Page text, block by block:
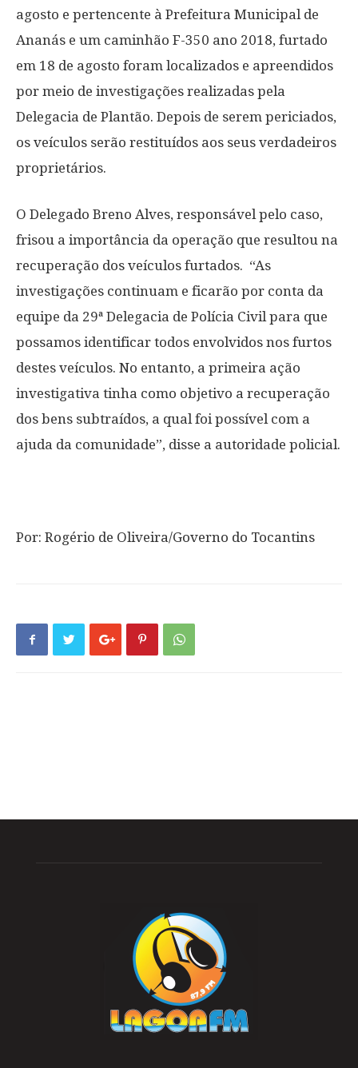
agosto e pertencente à Prefeitura Municipal de
Ananás e um caminhão F-350 ano 2018, furtado
em 18 de agosto foram localizados e apreendidos
por meio de investigações realizadas pela
Delegacia de Plantão. Depois de serem periciados,
os veículos serão restituídos aos seus verdadeiros
proprietários.
O Delegado Breno Alves, responsável pelo caso,
frisou a importância da operação que resultou na
recuperação dos veículos furtados. “As
investigações continuam e ficarão por conta da
equipe da 29ª Delegacia de Polícia Civil para que
possamos identificar todos envolvidos nos furtos
destes veículos. No entanto, a primeira ação
investigativa tinha como objetivo a recuperação
dos bens subtraídos, a qual foi possível com a
ajuda da comunidade”, disse a autoridade policial.
Por: Rogério de Oliveira/Governo do Tocantins